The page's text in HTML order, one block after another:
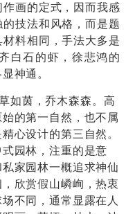
画的定式，因而我感
技法和风格，而是题
料相同，手法大多是
白石的虾，徐悲鸿的
神通。
如茵，乔木森森。高
的第一自然，也不属
心设计的第三自然。
园林，注重的是意
家园林一概追求神仙
欣赏假山嶙峋，热衷
不同，通常显露在人